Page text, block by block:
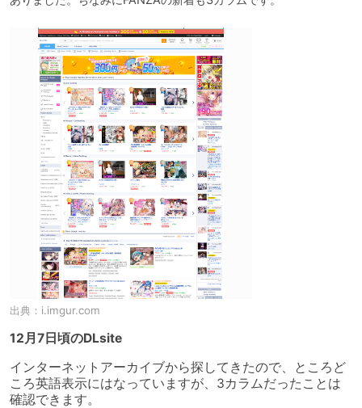
出典： i.imgur.com
12月7日頃のDLsite
インターネットアーカイブから探してきたので、ところど
ころ英語表示にはなっていますが、3カラムだったことは
確認できます。